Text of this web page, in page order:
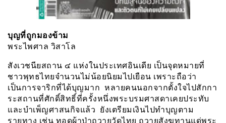
บุญที่ถูกมองข้าม
พระไพศาล วิสาโล
สังเวชนียสถาน ๔ แห่งในประเทศอินเดีย เป็นจุดหมายที่
ชาวพุทธไทยจำนวนไม่น้อยนิยมไปเยือน เพราะถือว่า
เป็นการจาริกที่ได้บุญมาก หลายคนนอกจากตั้งใจไปสักกา
ระสถานที่ศักดิ์สิทธิ์ที่ครั้งหนึ่งพระบรมศาสดาเคยประทับ
และบำเพ็ญศาสนกิจแล้ว ยังเตรียมเงินไปทำบุญตาม
รายทาง เช่น ทอดผ้าป่าถวายวัดไทย ถวายสังฆทานแด่พระ